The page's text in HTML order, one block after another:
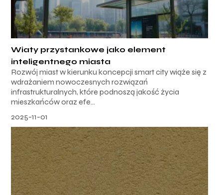
Wiaty przystankowe jako element
inteligentnego miasta
Rozwój miast w kierunku koncepcji smart city wiąże się z
wdrażaniem nowoczesnych rozwiązań
infrastrukturalnych, które podnoszą jakość życia
mieszkańców oraz efe...
2025-11-01